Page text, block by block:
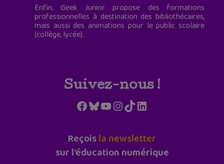
Enfin, Geek Junior propose des formations
professionnelles à destination des bibliothécaires,
mais aussi des animations pour le public scolaire
(collège, lycée).
Suivez-nous !
Facebook
Bluesky
YouTube
Instagram
TikTokLinkedIn
Reçoisla newsletter
sur l'éducation numérique